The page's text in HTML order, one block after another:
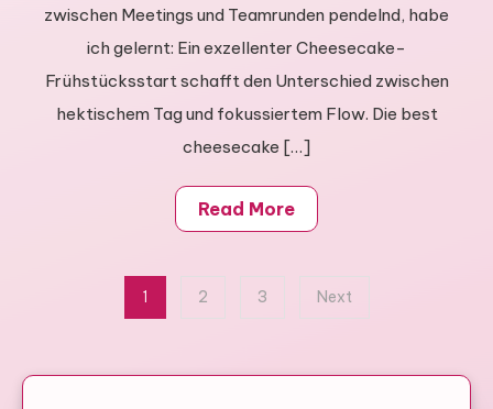
zwischen Meetings und Teamrunden pendelnd, habe
ich gelernt: Ein exzellenter Cheesecake-
Frühstücksstart schafft den Unterschied zwischen
hektischem Tag und fokussiertem Flow. Die best
cheesecake […]
Read More
1 2 3 Next